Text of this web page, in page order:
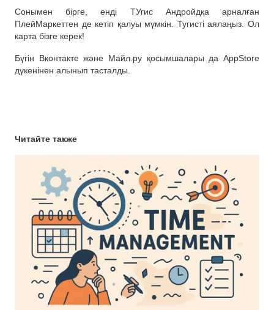
Сонымен бірге, енді ТУгис Андройдқа арналған
ПлейМаркеттен де кетіп қалуы мүмкін. Тугисті аялаңыз. Ол
карта бізге керек!
Бүгін Вконтакте және Майл.ру қосымшалары да AppStore
дүкенінен алынып тасталды.
Читайте также